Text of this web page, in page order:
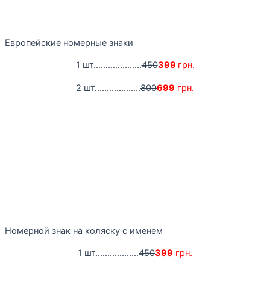
Европейские номерные знаки
1 шт....................450399 грн.
2 шт...................800699 грн.
Номерной знак на коляску с именем
1 шт..................450399 грн.